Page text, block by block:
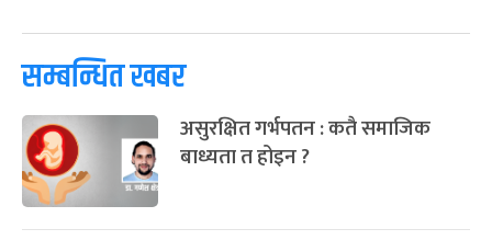
सम्बन्धित खबर
असुरक्षित गर्भपतन : कतै समाजिक
बाध्यता त होइन ?